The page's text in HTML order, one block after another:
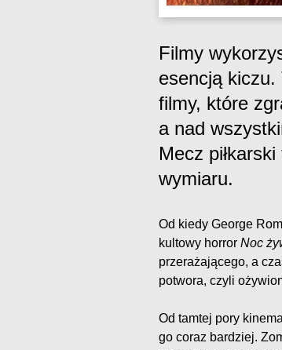
Filmy
esencją
filmy, które
a nad
Mecz
wymiaru.
Od kiedy George
kultowy horror Noc
przerażającego, a
potwora, czyli
Od tamtej pory
go coraz bardziej.